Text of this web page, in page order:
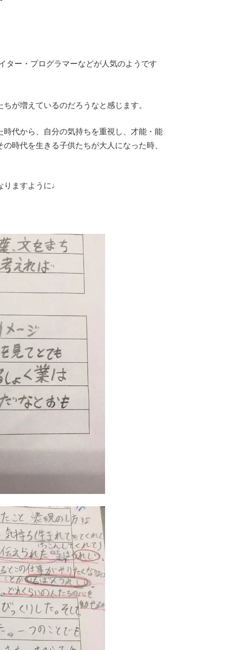
ター・プログラマーなどが人気のようです
が増えているのだろうなと感じます。
代から、自分の気持ちを重視し、才能・能
時代を生きる子供たちが大人になった時、
りますように♩